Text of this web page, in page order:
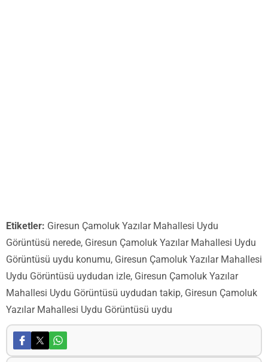
Etiketler: Giresun Çamoluk Yazılar Mahallesi Uydu
Görüntüsü nerede, Giresun Çamoluk Yazılar Mahallesi Uydu
Görüntüsü uydu konumu, Giresun Çamoluk Yazılar Mahallesi
Uydu Görüntüsü uydudan izle, Giresun Çamoluk Yazılar
Mahallesi Uydu Görüntüsü uydudan takip, Giresun Çamoluk
Yazılar Mahallesi Uydu Görüntüsü uydu